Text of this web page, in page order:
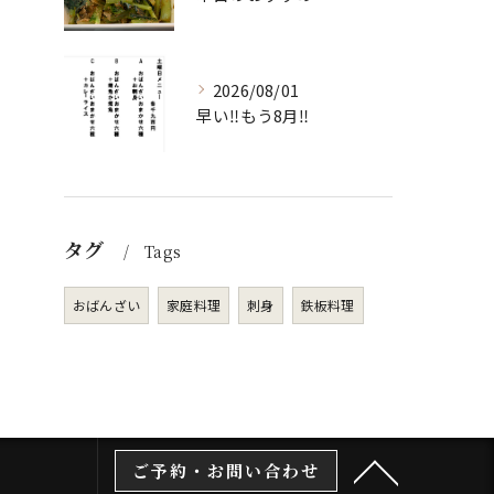
2026/08/01
早い‼️もう8月‼️
タグ Tags
おばんざい 家庭料理 刺身 鉄板料理
ご予約・お問い合わせ